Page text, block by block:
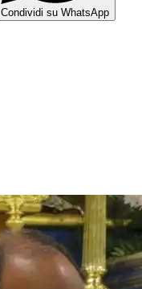
Condividi su WhatsApp